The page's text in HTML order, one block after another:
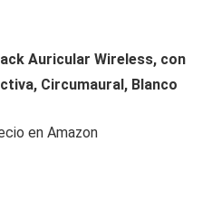
Auricular Wireless, con
Circumaural, Blanco
en Amazon